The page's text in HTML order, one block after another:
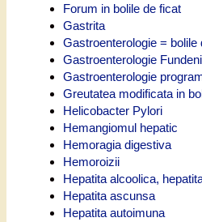
Forum in bolile de ficat
Gastrita
Gastroenterologie = bolile
Gastroenterologie
Gastroenterologie
Greutatea modificata in
Helicobacter Pylori
Hemangiomul hepatic
Hemoragia digestiva
Hemoroizii
Hepatita alcoolica,
Hepatita ascunsa
Hepatita autoimuna